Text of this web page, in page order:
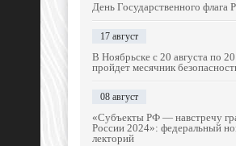
День Государственного флага
17 август
В Ноябрьске с 20 августа по
пройдет месячник
08 август
«Субъекты РФ — навстречу
России 2024»: федеральный
лекторий